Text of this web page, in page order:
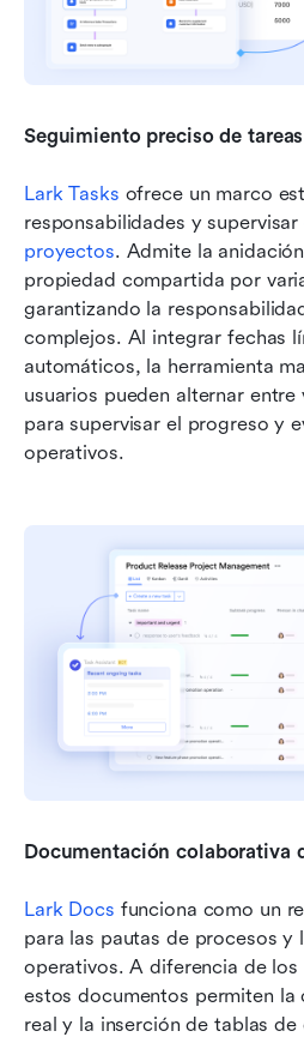
Seguimiento preciso de tareas
Lark Tasks ofrece un marco
responsabilidades y supervisar
proyectos. Admite la
propiedad compartida por
garantizando la
complejos. Al integrar fechas
automáticos, la herramienta
usuarios pueden alternar
para supervisar el progreso y
operativos.
Documentación colaborativa
Lark Docs funciona como un
para las pautas de procesos y
operativos. A diferencia de
estos documentos permiten la
real y la inserción de tablas